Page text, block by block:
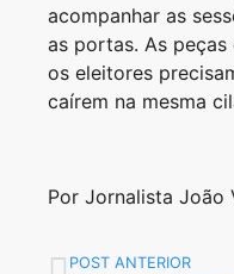
acompanhar as
as portas. As
os eleitores
caírem na mesma
Por Jornalista João
POST ANTERIOR